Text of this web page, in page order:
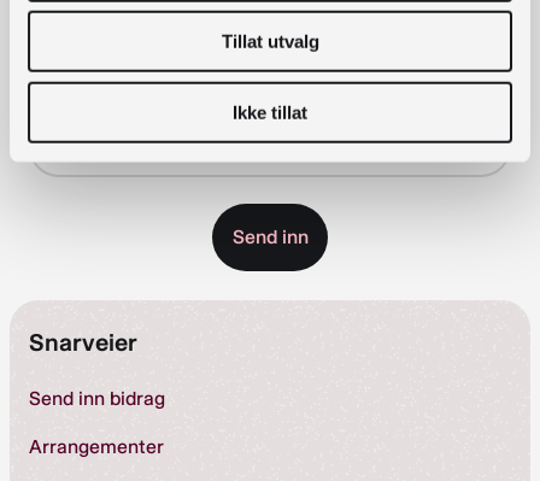
Tillat utvalg
Ikke tillat
Meld deg på vårt nyhetsbrev!
Snarveier
Send inn bidrag
Arrangementer